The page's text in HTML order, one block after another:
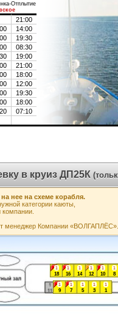
Отплытие
21:00
14:00
19:30
08:30
19:00
21:00
18:00
12:00
19:30
18:00
07:10
в круиз ДП25К
нее на схеме корабля.
категории каюты,
Компании «ВОЛГАПЛЁС».
1
1
1
10
1
12
1
14
1
16
1
18
1
3
1
5
1
7
1
8
1
9